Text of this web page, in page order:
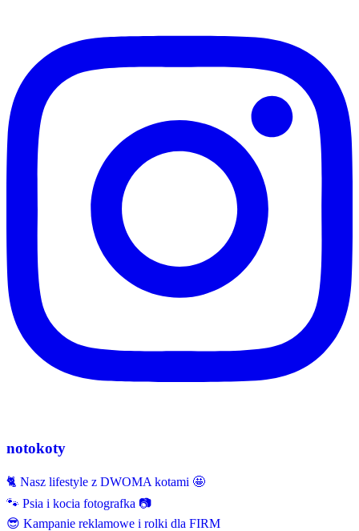
notokoty
🐈 Nasz lifestyle z DWOMA kotami 🤩
🐾 Psia i kocia fotografka 📷
😎 Kampanie reklamowe i rolki dla FIRM